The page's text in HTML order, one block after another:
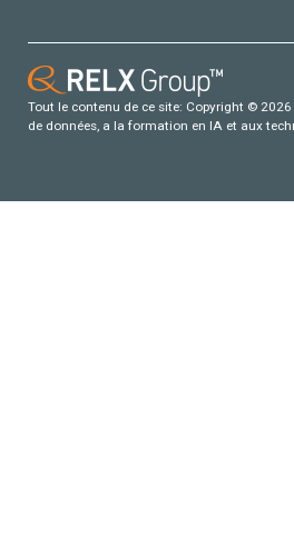
Tout le contenu de ce site: Copyright ©
de données, a la formation en IA et aux